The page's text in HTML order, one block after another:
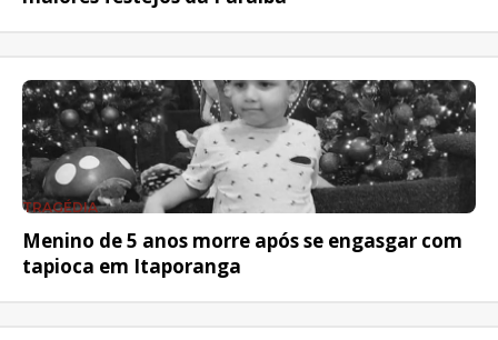
TRAGÉDIA
Menino de 5 anos morre após se engasgar com
tapioca em Itaporanga